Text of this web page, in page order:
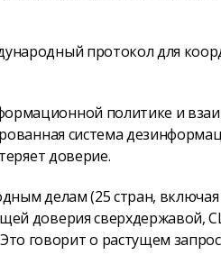
протокол для
политике и
система
доверие.
делам (25 стран,
доверия сверхдержавой,
говорит о растущем